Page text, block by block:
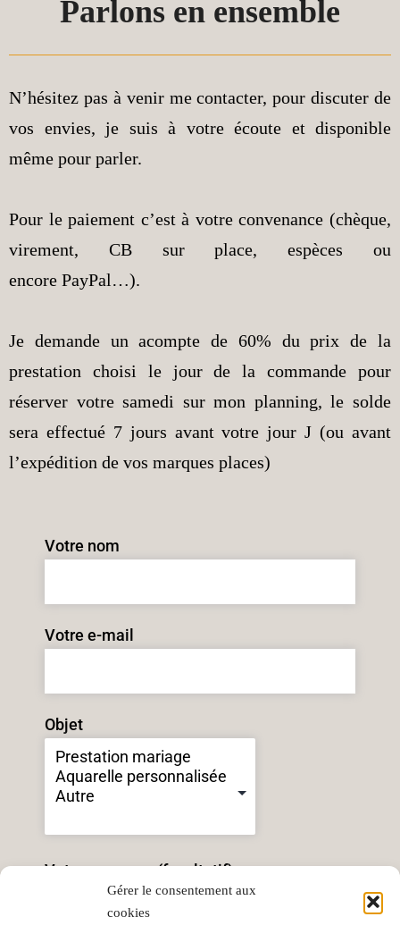
Gérer le consentement aux
cookies
Parlons en ensemble
N’hésitez pas à venir me contacter, pour discuter de
vos envies, je suis à votre écoute et disponible
même pour parler.
Pour le paiement c’est à votre convenance (chèque,
virement, CB sur place, espèces ou
encore PayPal…).
Je demande un acompte de 60% du prix de la
prestation choisi le jour de la commande pour
réserver votre samedi sur mon planning, le solde
sera effectué 7 jours avant votre jour J (ou avant
l’expédition de vos marques places)
Votre nom
Votre e-mail
Objet
Votre message (facultatif)